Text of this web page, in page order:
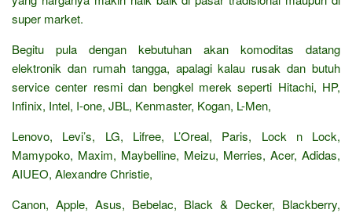
super market.
Begitu pula dengan kebutuhan akan komoditas datang
elektronik dan rumah tangga, apalagi kalau rusak dan butuh
service center resmi dan bengkel merek seperti Hitachi, HP,
Infinix, Intel, I-one, JBL, Kenmaster, Kogan, L-Men,
Lenovo, Levi’s, LG, Lifree, L’Oreal, Paris, Lock n Lock,
Mamypoko, Maxim, Maybelline, Meizu, Merries, Acer, Adidas,
AIUEO, Alexandre Christie,
Canon, Apple, Asus, Bebelac, Black & Decker, Blackberry,